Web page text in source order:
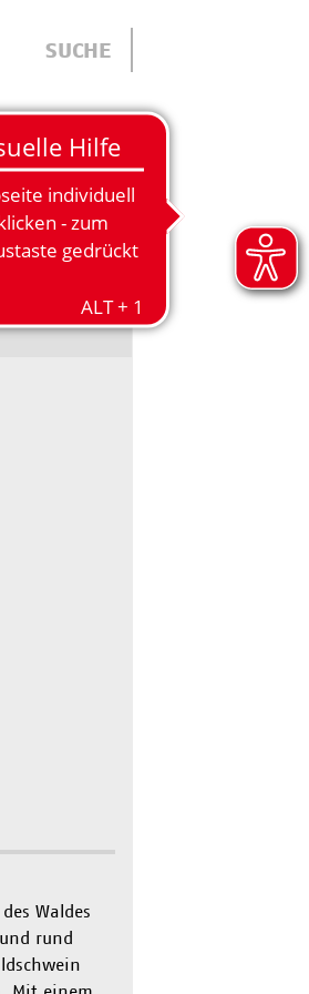
UNS
Waldes
rund